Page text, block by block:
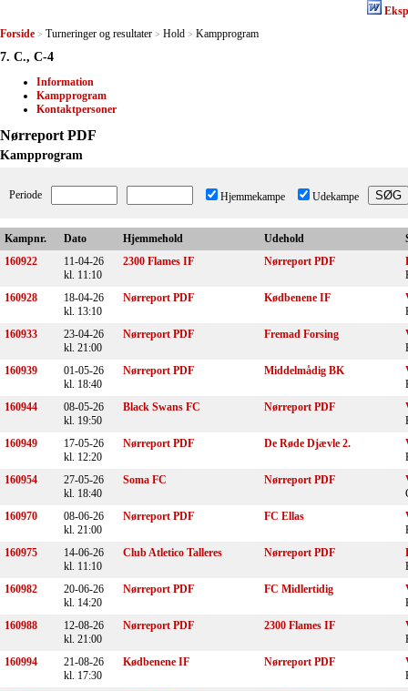
Forside > Turneringer og resultater > Hold > Kampprogram
7. C., C-4
Information
Kampprogram
Kontaktpersoner
Nørreport PDF
Kampprogram
Periode Hjemmekampe Udekampe
Kampnr. Dato Hjemmehold Udehold
160922
11-04-26
kl. 11:10
2300 Flames IF Nørreport PDF
160928
18-04-26
kl. 13:10
Nørreport PDF Kødbenene IF
160933
23-04-26
kl. 21:00
Nørreport PDF Fremad Forsing
160939
01-05-26
kl. 18:40
Nørreport PDF Middelmådig BK
160944
08-05-26
kl. 19:50
Black Swans FC Nørreport PDF
160949
17-05-26
kl. 12:20
Nørreport PDF De Røde Djævle 2.
160954
27-05-26
kl. 18:40
Soma FC Nørreport PDF
160970
08-06-26
kl. 21:00
Nørreport PDF FC Ellas
160975
14-06-26
kl. 11:10
Club Atletico Talleres Nørreport PDF
160982
20-06-26
kl. 14:20
Nørreport PDF FC Midlertidig
160988
12-08-26
kl. 21:00
Nørreport PDF 2300 Flames IF
160994
21-08-26
kl. 17:30
Kødbenene IF Nørreport PDF